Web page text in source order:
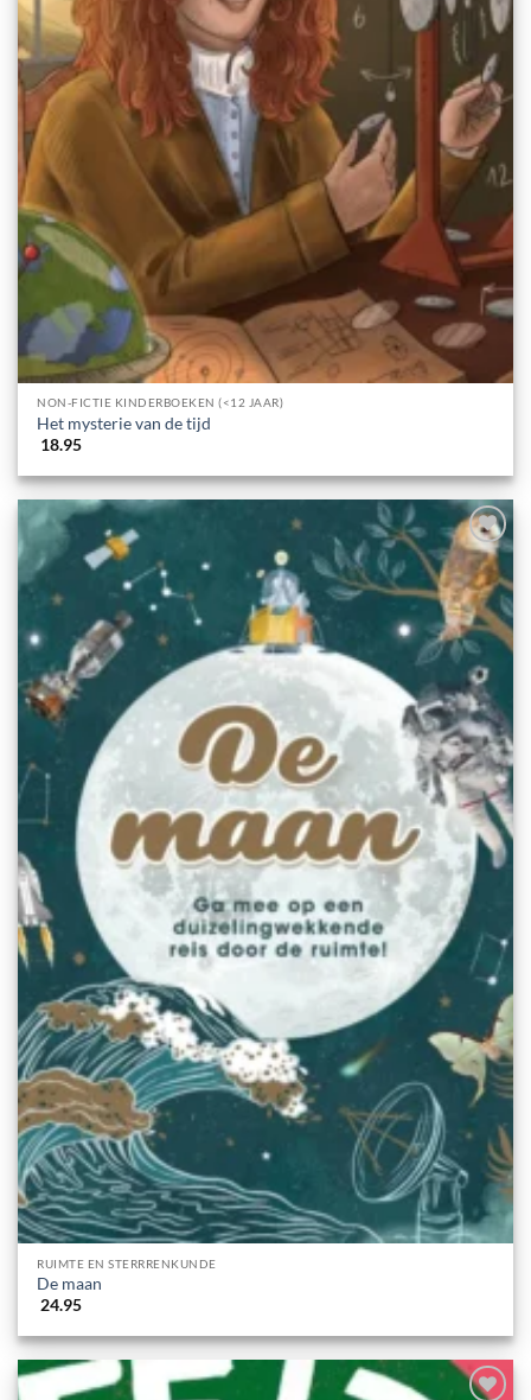
NON-FICTIE KINDERBOEKEN (<12 JAAR)
Het mysterie van de tijd
18.95
RUIMTE EN STERRRENKUNDE
De maan
24.95